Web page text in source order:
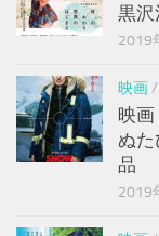
黒沢
2019
映画/
映
ぬ
品
2019